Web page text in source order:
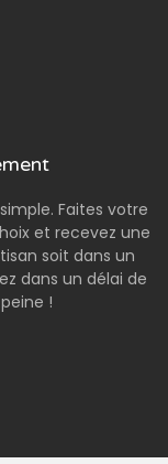
Faites votre
et recevez une
soit dans un
dans un délai de
!